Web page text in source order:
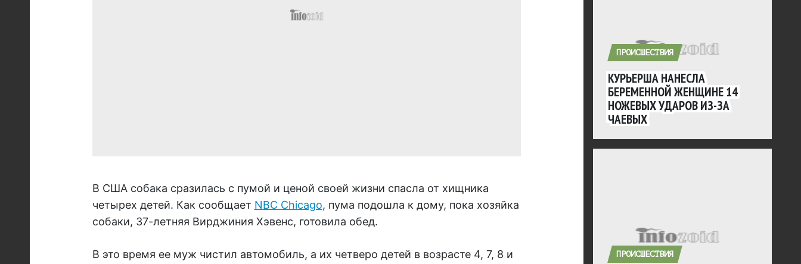
В США собака сразилась с пумой и ценой своей жизни спасла от хищника
четырех детей. Как сообщает NBC Chicago, пума подошла к дому, пока хозяйка
собаки, 37-летняя Вирджиния Хэвенс, готовила обед.
В это время ее муж чистил автомобиль, а их четверо детей в возрасте 4, 7, 8 и
ПРОИСШЕСТВИЯ
КУРЬЕРША НАНЕСЛА
БЕРЕМЕННОЙ ЖЕНЩИНЕ 14
НОЖЕВЫХ УДАРОВ ИЗ-ЗА
ЧАЕВЫХ
ПРОИСШЕСТВИЯ